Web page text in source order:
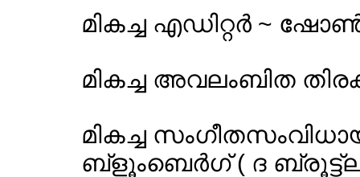
മികച്ച എഡിറ്റര്‍ ~
മികച്ച അവലംബിത
മികച്ച
ബ്ളൂംബെര്‍ഗ് ( ദ